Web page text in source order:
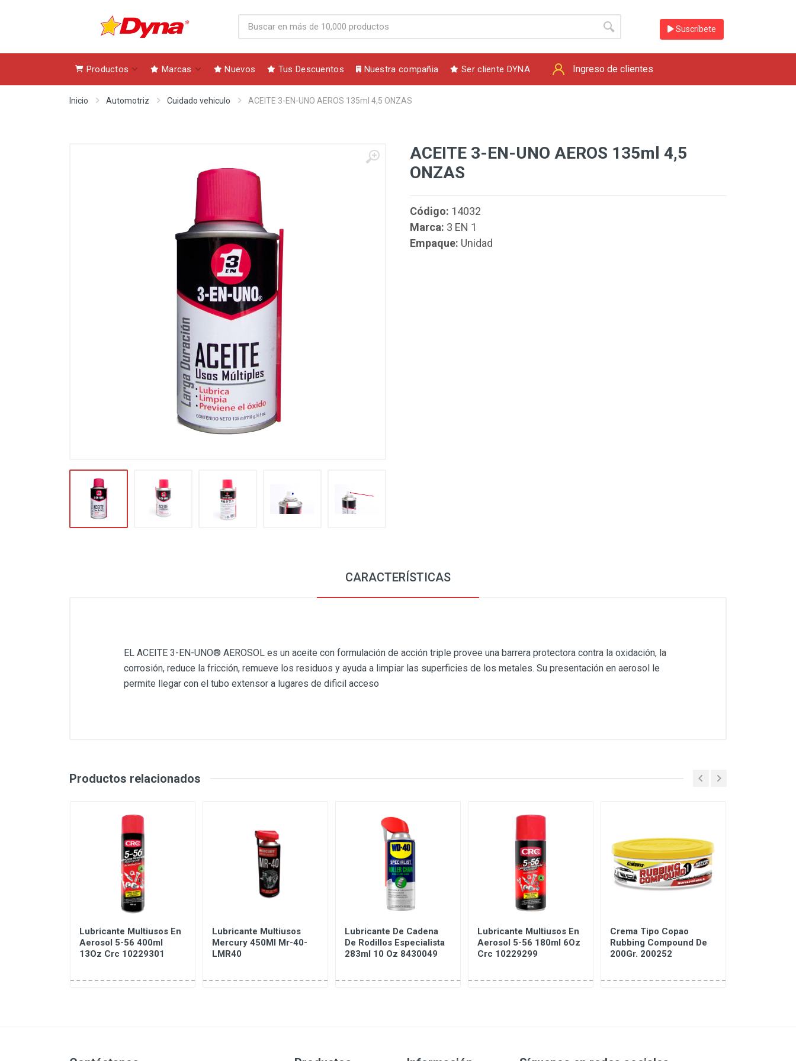
Suscríbete
Productos Marcas Nuevos Tus Descuentos Nuestra compañia Ser cliente DYNA Ingreso de clientes
Inicio Automotriz Cuidado vehiculo ACEITE 3-EN-UNO AEROS 135ml 4,5 ONZAS
ACEITE 3-EN-UNO AEROS 135ml 4,5
ONZAS
Código: 14032
Marca: 3 EN 1
Empaque: Unidad
CARACTERÍSTICAS
EL ACEITE 3-EN-UNO® AEROSOL es un aceite con formulación de acción triple provee una barrera protectora contra la oxidación, la
corrosión, reduce la fricción, remueve los residuos y ayuda a limpiar las superficies de los metales. Su presentación en aerosol le
permite llegar con el tubo extensor a lugares de dificil acceso
Productos relacionados
Lubricante Multiusos En
Aerosol 5-56 400ml
13Oz Crc 10229301
Lubricante Multiusos
Mercury 450Ml Mr-40-
LMR40
Lubricante De Cadena
De Rodillos Especialista
283ml 10 Oz 8430049
Lubricante Multiusos En
Aerosol 5-56 180ml 6Oz
Crc 10229299
Crema Tipo Copao
Rubbing Compound De
200Gr. 200252